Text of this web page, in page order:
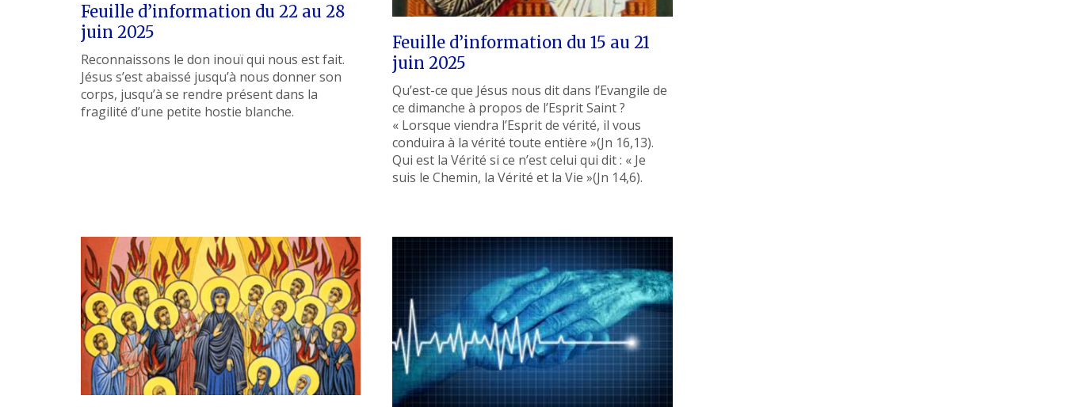
Feuille d’information du 22 au 28
juin 2025
Reconnaissons le don inouï qui nous est fait.
Jésus s’est abaissé jusqu’à nous donner son
corps, jusqu’à se rendre présent dans la
fragilité d’une petite hostie blanche.
Feuille d’information du 15 au 21
juin 2025
Qu’est-ce que Jésus nous dit dans l’Evangile de
ce dimanche à propos de l’Esprit Saint ?
« Lorsque viendra l’Esprit de vérité, il vous
conduira à la vérité toute entière »(Jn 16,13).
Qui est la Vérité si ce n’est celui qui dit : « Je
suis le Chemin, la Vérité et la Vie »(Jn 14,6).